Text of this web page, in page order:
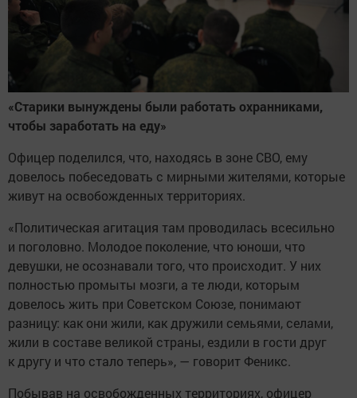
«Старики вынуждены были работать охранниками,
чтобы заработать на еду»
Офицер поделился, что, находясь в зоне СВО, ему
довелось побеседовать с мирными жителями, которые
живут на освобожденных территориях.
«Политическая агитация там проводилась всесильно
и поголовно. Молодое поколение, что юноши, что
девушки, не осознавали того, что происходит. У них
полностью промыты мозги, а те люди, которым
довелось жить при Советском Союзе, понимают
разницу: как они жили, как дружили семьями, селами,
жили в составе великой страны, ездили в гости друг
к другу и что стало теперь», — говорит Феникс.
Побывав на освобожденных территориях, офицер